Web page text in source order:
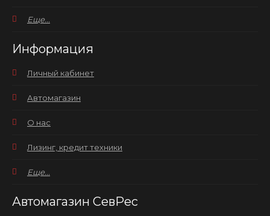
Еще...
Информация
Личный кабинет
Автомагазин
О нас
Лизинг, кредит техники
Еще...
Автомагазин СевРес